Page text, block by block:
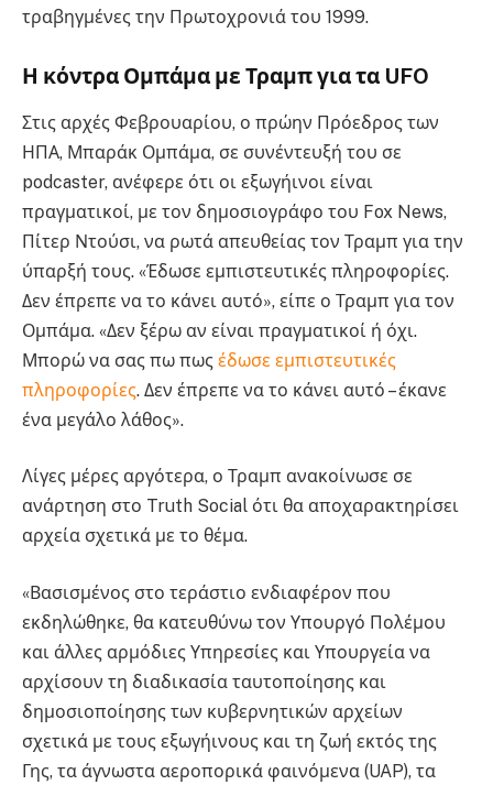
τραβηγμένες την Πρωτοχρονιά του 1999.
Η κόντρα Ομπάμα με Τραμπ για τα UFO
Στις αρχές Φεβρουαρίου, ο πρώην Πρόεδρος των
ΗΠΑ, Μπαράκ Ομπάμα, σε συνέντευξή του σε
podcaster, ανέφερε ότι οι εξωγήινοι είναι
πραγματικοί, με τον δημοσιογράφο του Fox News,
Πίτερ Ντούσι, να ρωτά απευθείας τον Τραμπ για την
ύπαρξή τους. «Έδωσε εμπιστευτικές πληροφορίες.
Δεν έπρεπε να το κάνει αυτό», είπε ο Τραμπ για τον
Ομπάμα. «Δεν ξέρω αν είναι πραγματικοί ή όχι.
Μπορώ να σας πω πως έδωσε εμπιστευτικές
πληροφορίες. Δεν έπρεπε να το κάνει αυτό – έκανε
ένα μεγάλο λάθος».
Λίγες μέρες αργότερα, ο Τραμπ ανακοίνωσε σε
ανάρτηση στο Truth Social ότι θα αποχαρακτηρίσει
αρχεία σχετικά με το θέμα.
«Βασισμένος στο τεράστιο ενδιαφέρον που
εκδηλώθηκε, θα κατευθύνω τον Υπουργό Πολέμου
και άλλες αρμόδιες Υπηρεσίες και Υπουργεία να
αρχίσουν τη διαδικασία ταυτοποίησης και
δημοσιοποίησης των κυβερνητικών αρχείων
σχετικά με τους εξωγήινους και τη ζωή εκτός της
Γης, τα άγνωστα αεροπορικά φαινόμενα (UAP), τα